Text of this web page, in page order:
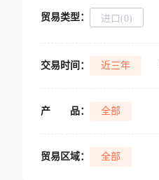
贸易类型： 进口(0)
交易时间： 近三年
产 品： 全部
贸易区域： 全部